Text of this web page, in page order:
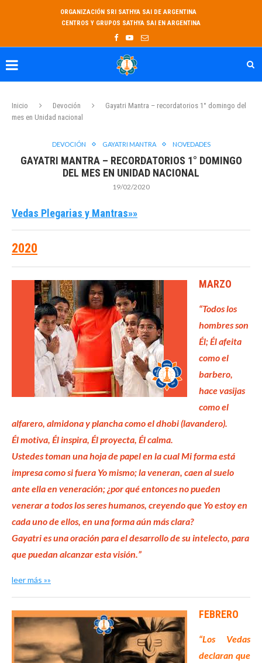
ORGANIZACIÓN SRI SATHYA SAI DE ARGENTINA
CENTROS Y GRUPOS SATHYA SAI EN ARGENTINA
Inicio Devoción
Gayatri Mantra – recordatorios 1° domingo del
mes en Unidad nacional
DEVOCIÓN GAYATRI MANTRA NOVEDADES
GAYATRI MANTRA – RECORDATORIOS 1° DOMINGO
DEL MES EN UNIDAD NACIONAL
19/02/2020
Vedas Plegarias y Mantras»»
2020
MARZO
“Todos los
hombres son
Él; Él afeita
como el
barbero,
hace vasijas
como el
alfarero, almidona y plancha como el dhobi (lavandero).
Él motiva, Él inspira, Él proyecta, Él calma.
Ustedes toman una hoja de papel en la cual Mi forma está
impresa como si fuera Yo mismo; la veneran, caen al suelo
ante ella en veneración; ¿por qué entonces no pueden
venerar a todos los seres humanos, creyendo que Yo estoy en
cada uno de ellos, en una forma aún más clara?
Gayatri es una oración para el desarrollo de su intelecto, para
que puedan alcanzar esta visión.”
leer más »»
FEBRERO
“Los Vedas
declaran que